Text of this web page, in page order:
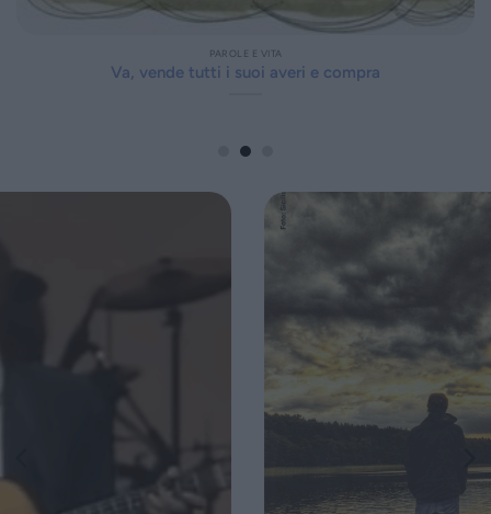
PAROLE E VITA
Va, vende tutti i suoi averi e compra